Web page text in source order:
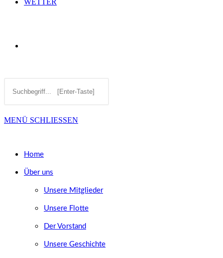
WETTER
SUCHE
Diese
durchsuchen
MENÜ SCHLIESSEN
Home
Über uns
Unsere Mitglieder
Unsere Flotte
Der Vorstand
Unsere Geschichte